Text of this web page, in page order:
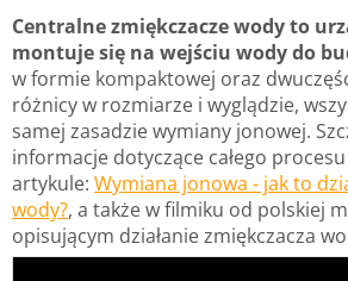
Centralne zmiękczacze wody to
montuje się na wejściu wody do
w formie kompaktowej oraz
różnicy w rozmiarze i wyglądzie,
samej zasadzie wymiany jonowej.
informacje dotyczące całego
artykule: Wymiana jonowa - jak to
wody?, a także w filmiku od polskiej
opisującym działanie zmiękczacza